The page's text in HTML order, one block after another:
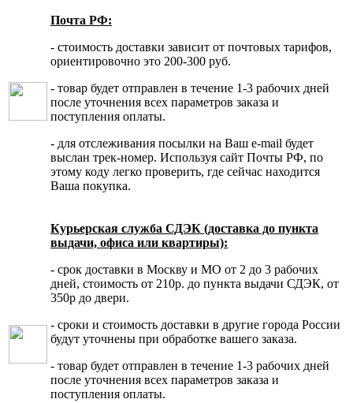
Почта РФ:
- стоимость доставки зависит от почтовых тарифов,
ориентировочно это 200-300 руб.
- товар будет отправлен в течение 1-3 рабочих дней
после уточнения всех параметров заказа и
поступления оплаты.
- для отслеживания посылки на Ваш e-mail будет
выслан трек-номер. Используя сайт Почты РФ, по
этому коду легко проверить, где сейчас находится
Ваша покупка.
Курьерская служба СДЭК (доставка до пункта
выдачи, офиса или квартиры):
- срок доставки в Москву и МО от 2 до 3 рабочих
дней, стоимость от 210р. до пункта выдачи СДЭК, от
350р до двери.
- сроки и стоимость доставки в другие города России
будут уточнены при обработке вашего заказа.
- товар будет отправлен в течение 1-3 рабочих дней
после уточнения всех параметров заказа и
поступления оплаты.